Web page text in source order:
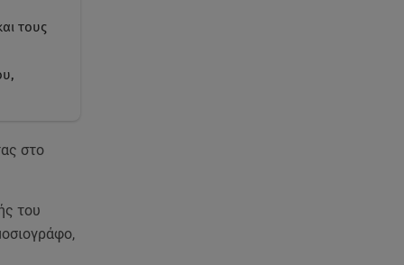
τους
στο
του